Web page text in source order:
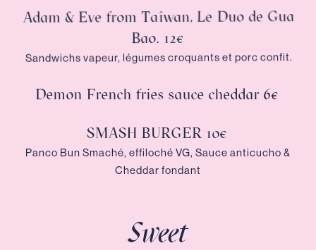
Adam & Eve from Taîwan, Le Duo de Gua
Bao. 12€
Sandwichs vapeur, légumes croquants et porc confit.
Demon French fries sauce cheddar 6€
SMASH BURGER 10€
Panco Bun Smaché, effiloché VG, Sauce anticucho &
Cheddar fondant
Sweet